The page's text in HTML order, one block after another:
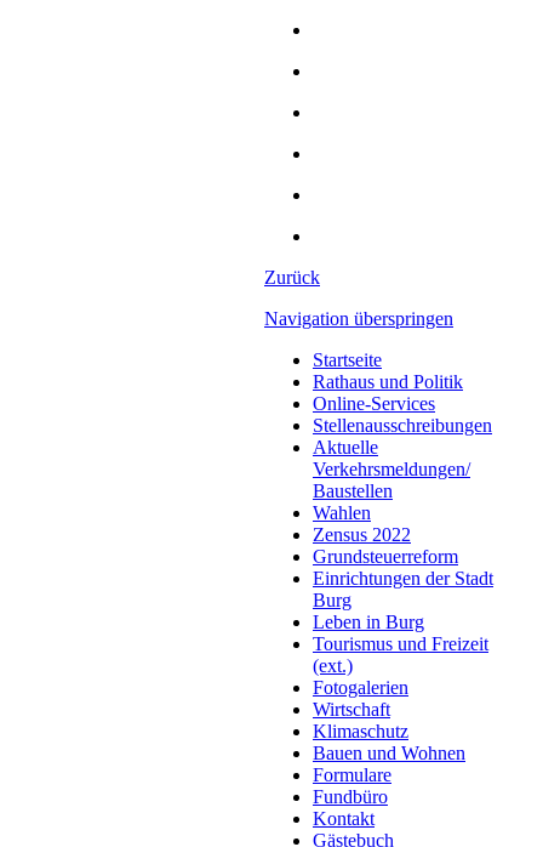
Zurück
Navigation überspringen
Startseite
Rathaus und Politik
Online-Services
Stellenausschreibungen
Aktuelle
Verkehrsmeldungen/
Baustellen
Wahlen
Zensus 2022
Grundsteuerreform
Einrichtungen der Stadt
Burg
Leben in Burg
Tourismus und Freizeit
(ext.)
Fotogalerien
Wirtschaft
Klimaschutz
Bauen und Wohnen
Formulare
Fundbüro
Kontakt
Gästebuch